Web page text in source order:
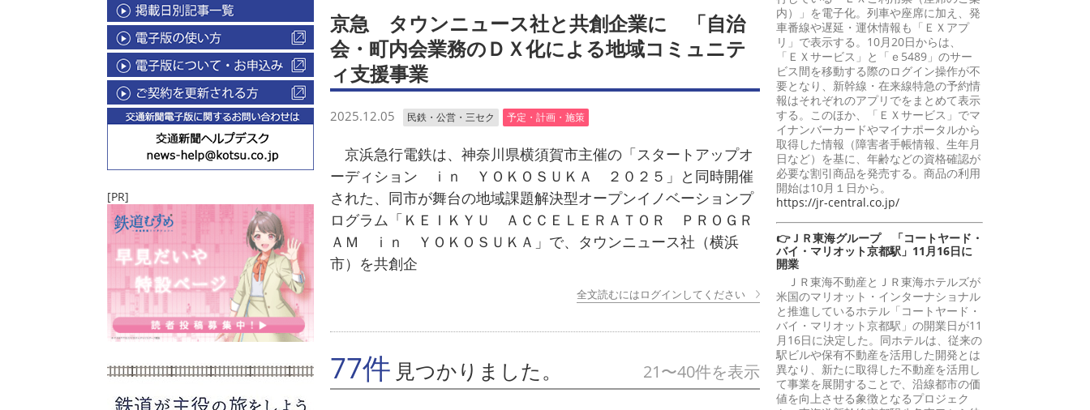
[PR]
京急 タウンニュース社と共創企業に 「自治
会・町内会業務のＤＸ化による地域コミュニテ
ィ支援事業
2025.12.05 民鉄・公営・三セク 予定・計画・施策
京浜急行電鉄は、神奈川県横須賀市主催の「スタートアップオ
ーディション ｉｎ ＹＯＫＯＳＵＫＡ ２０２５」と同時開催
された、同市が舞台の地域課題解決型オープンイノベーションプ
ログラム「ＫＥＩＫＹＵ ＡＣＣＥＬＥＲＡＴＯＲ ＰＲＯＧＲ
ＡＭ ｉｎ ＹＯＫＯＳＵＫＡ」で、タウンニュース社（横浜
市）を共創企
全文読むにはログインしてください
77件 見つかりました。 21〜40件を表示
内）」を電子化。列車や座席に加え、発
車番線や遅延・運休情報も「ＥＸアプ
リ」で表示する。10月20日からは、
「ＥＸサービス」と「ｅ5489」のサー
ビス間を移動する際のログイン操作が不
要となり、新幹線・在来線特急の予約情
報はそれぞれのアプリでをまとめて表示
する。このほか、「ＥＸサービス」でマ
イナンバーカードやマイナポータルから
取得した情報（障害者手帳情報、生年月
日など）を基に、年齢などの資格確認が
必要な割引商品を発売する。商品の利用
開始は10月１日から。
https://jr-central.co.jp/
👉ＪＲ東海グループ 「コートヤード・
バイ・マリオット京都駅」11月16日に
開業
ＪＲ東海不動産とＪＲ東海ホテルズが
米国のマリオット・インターナショナル
と推進しているホテル「コートヤード・
バイ・マリオット京都駅」の開業日が11
月16日に決定した。同ホテルは、従来の
駅ビルや保有不動産を活用した開発とは
異なり、新たに取得した不動産を活用し
て事業を展開することで、沿線都市の価
値を向上させる象徴となるプロジェク